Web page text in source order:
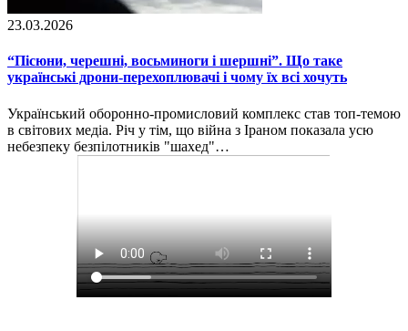
23.03.2026
“Пісюни, черешні, восьминоги і шершні”. Що таке
українські дрони-перехоплювачі і чому їх всі хочуть
Український оборонно-промисловий комплекс став топ-темою
в світових медіа. Річ у тім, що війна з Іраном показала усю
небезпеку безпілотників "шахед"…